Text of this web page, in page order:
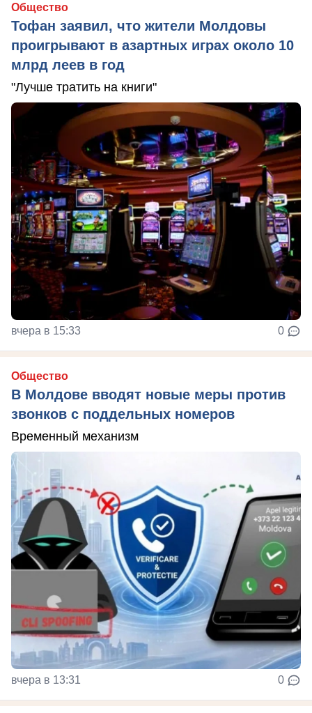
Общество
Тофан заявил, что жители Молдовы
проигрывают в азартных играх около 10
млрд леев в год
"Лучше тратить на книги"
вчера в 15:33 0
Общество
В Молдове вводят новые меры против
звонков с поддельных номеров
Временный механизм
вчера в 13:31 0